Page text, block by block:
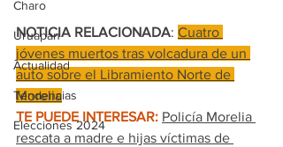
Charo
Uruapan
Actualidad
Tendencias
Elecciones 2024
NOTICIA RELACIONADA: Cuatro
jóvenes muertos tras volcadura de un
auto sobre el Libramiento Norte de
Morelia
TE PUEDE INTERESAR: Policía Morelia
rescata a madre e hijas víctimas de